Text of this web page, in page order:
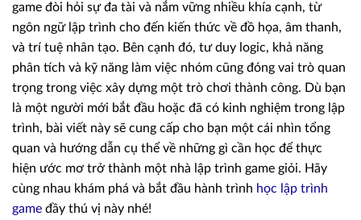
game đòi hỏi sự đa tài và nắm vững nhiều khía cạnh, từ
ngôn ngữ lập trình cho đến kiến thức về đồ họa, âm thanh,
và trí tuệ nhân tạo. Bên cạnh đó, tư duy logic, khả năng
phân tích và kỹ năng làm việc nhóm cũng đóng vai trò quan
trọng trong việc xây dựng một trò chơi thành công. Dù bạn
là một người mới bắt đầu hoặc đã có kinh nghiệm trong lập
trình, bài viết này sẽ cung cấp cho bạn một cái nhìn tổng
quan và hướng dẫn cụ thể về những gì cần học để thực
hiện ước mơ trở thành một nhà lập trình game giỏi. Hãy
cùng nhau khám phá và bắt đầu hành trình học lập trình
game đầy thú vị này nhé!